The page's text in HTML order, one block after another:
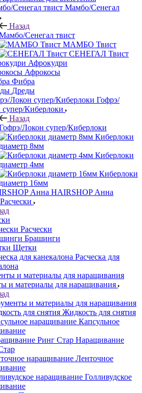
Мамбо/Сенегал
Назад
Сенегал твист
МАМБО Твист
СЕНЕГАЛ Твист
Афрокудри
Афрокосы
Фибра
Дреды
Гофрэ/
Киберлоки
Назад
Локон супер/Киберлоки
Киберлоки
диаметр 8мм
Киберлоки
диаметр 4мм
Киберлоки
диаметр 16мм
HAIRSHOP Анна
Расчески
Расчески
Брашинги
Щетки
Расческа для
и материалы для наращивания
и материалы для наращивания
Жидкость для снятия
Капсульное
Наращивание
Ленточное
Голливудское